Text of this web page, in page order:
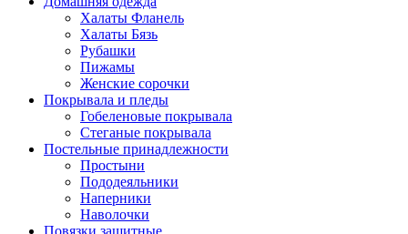
Халаты Фланель
Халаты Бязь
Рубашки
Пижамы
Женские сорочки
Покрывала и пледы
Гобеленовые покрывала
Стеганые покрывала
Постельные принадлежности
Простыни
Пододеяльники
Наперники
Наволочки
Повязки защитные